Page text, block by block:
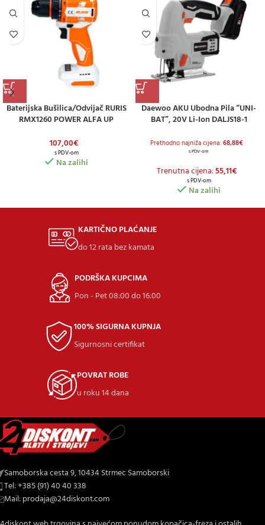
Baterijska Bušilica/odvijač RURIS
RMX1260 POWER ALFA UP
107,00€
s PDV-om
Na zalihi
Daewoo AKU Ubodna Pila “UNI-
BAT”, 20V Li-Ion DALJS18-1
Prethodno najniža cijena: 68,88€
s PDV-om
Trenutna cijena:55,11€
s PDV-om
Na zalihi
KARTIČNO PLAĆANJE
do 12 rata bez kamata
PODRŠKA KUPCIMA
Pon - Pet 08:00 do 16:00
100% SIGURNA KUPNJA
Sigurnosni certifikat
POVRAT ROBE
u roku 14 dana
Samoborska cesta 9, 10434 Strmec Samoborski
Tel: +385 (91) 40 40 338
Mail: prodaja@24diskont.com